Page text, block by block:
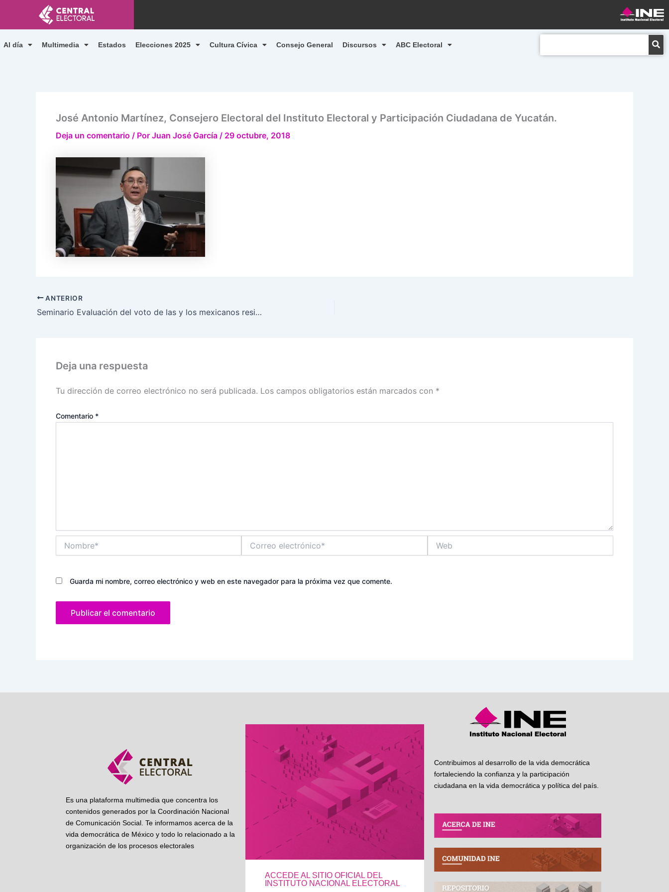
contenido
Al día Multimedia Estados Elecciones 2025 Cultura Cívica Consejo General Discursos ABC Electoral
José Antonio Martínez, Consejero Electoral del Instituto Electoral y Participación Ciudadana de Yucatán.
Deja un comentario / Por Juan José García / 29 octubre, 2018
ANTERIOR
Seminario Evaluación del voto de las y los mexicanos residentes en el extranjero. Elecciones 2018
Deja una respuesta
Tu dirección de correo electrónico no será publicada. Los campos obligatorios están marcados con *
Comentario *
electrónico*
Guarda mi nombre, correo electrónico y web en este navegador para la próxima vez que comente.
Es una plataforma multimedia que concentra los
contenidos generados por la Coordinación Nacional
de Comunicación Social. Te informamos acerca de la
vida democrática de México y todo lo relacionado a la
organización de los procesos electorales
ACCEDE AL SITIO OFICIAL DEL
INSTITUTO NACIONAL ELECTORAL
Contribuimos al desarrollo de la vida democrática
fortaleciendo la confianza y la participación
ciudadana en la vida democrática y política del país.